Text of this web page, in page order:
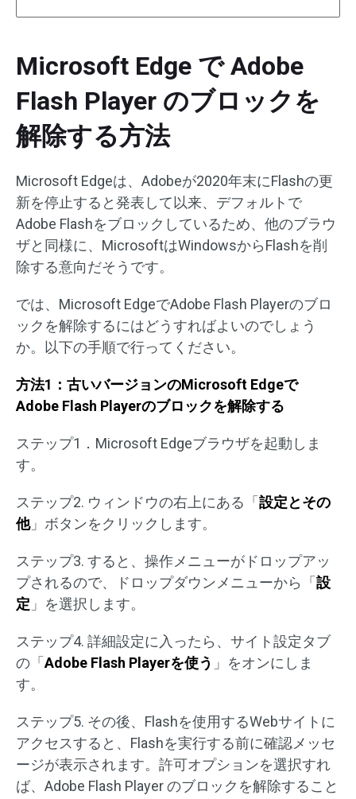
Microsoft Edge で Adobe
Flash Player のブロックを
解除する方法
Microsoft Edgeは、Adobeが2020年末にFlashの更
新を停止すると発表して以来、デフォルトで
Adobe Flashをブロックしているため、他のブラウ
ザと同様に、MicrosoftはWindowsからFlashを削
除する意向だそうです。
では、Microsoft EdgeでAdobe Flash Playerのブロ
ックを解除するにはどうすればよいのでしょう
か。以下の手順で行ってください。
方法1：古いバージョンのMicrosoft Edgeで
Adobe Flash Playerのブロックを解除する
ステップ1．Microsoft Edgeブラウザを起動しま
す。
ステップ2. ウィンドウの右上にある「 設定とその
他」ボタンをクリックします。
ステップ3. すると、操作メニューがドロップアッ
プされるので、ドロップダウンメニューから「 設
定 」を選択します。
ステップ4. 詳細設定に入ったら、サイト設定タブ
の「Adobe Flash Playerを使う 」をオンにしま
す。
ステップ5. その後、Flashを使用するWebサイトに
アクセスすると、Flashを実行する前に確認メッセ
ージが表示されます。許可オプションを選択すれ
ば、Adobe Flash Player のブロックを解除すること